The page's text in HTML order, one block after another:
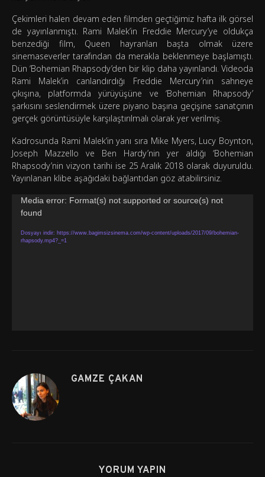
Çekimleri halen devam eden filmden geçtiğimiz hafta ilk görsel
de yayınlanmıştı. Rami Malek’in Freddie Mercury’ye oldukça
benzediği film, Queen hayranları başta olmak üzere
sinemaseverler tarafından da merakla beklenmeye başlamıştı.
Dün ‘Bohemian Rhapsody’den bir klip daha yayınlandı. Videoda
Rami Malek’in canlandırdığı Freddie Mercury’nin sahneye
çıkışına, platformda yürüyüşüne ve ‘Bohemian Rhapsody’
şarkısını seslendirmek üzere piyano başına geçişine sanatçının
gerçek görüntüsüyle karşılaştırılmalı olarak yer verilmiş.
Kadrosunda Rami Malek’in yanı sıra Mike Myers, Lucy Boynton,
Joseph Mazzello ve Ben Hardy’nin yer aldığı ‘Bohemian
Rhapsody’nin vizyon tarihi ise 25 Aralık 2018 olarak duyuruldu.
Yayınlanan klibe aşağıdaki bağlantıdan göz atabilirsiniz.
Video
oynatıcı
Media error: Format(s) not supported or source(s) not
found
Dosyayı indir: https://www.bagimsizsinema.com/wp-content/uploads/2017/09/bohemian-
rhapsody.mp4?_=1
GAMZE ÇAKAN
YORUM YAPIN